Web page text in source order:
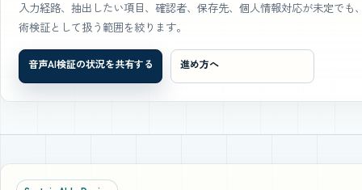
入力経路、抽出したい項目、確認者、保存先、個人情報対応が未定でも
術検証として扱う範囲を絞ります。
音声AI検証の状況を共有する 進め方へ